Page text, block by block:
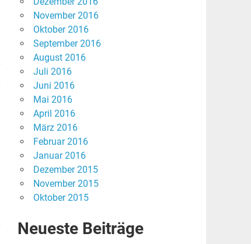
November 2016
Oktober 2016
September 2016
August 2016
Juli 2016
Juni 2016
Mai 2016
April 2016
März 2016
Februar 2016
Januar 2016
Dezember 2015
November 2015
Oktober 2015
Neueste Beiträge